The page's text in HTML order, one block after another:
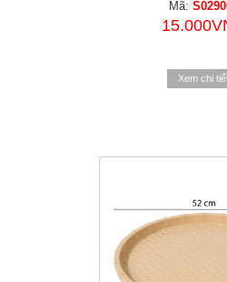
Mã:
Xem chi